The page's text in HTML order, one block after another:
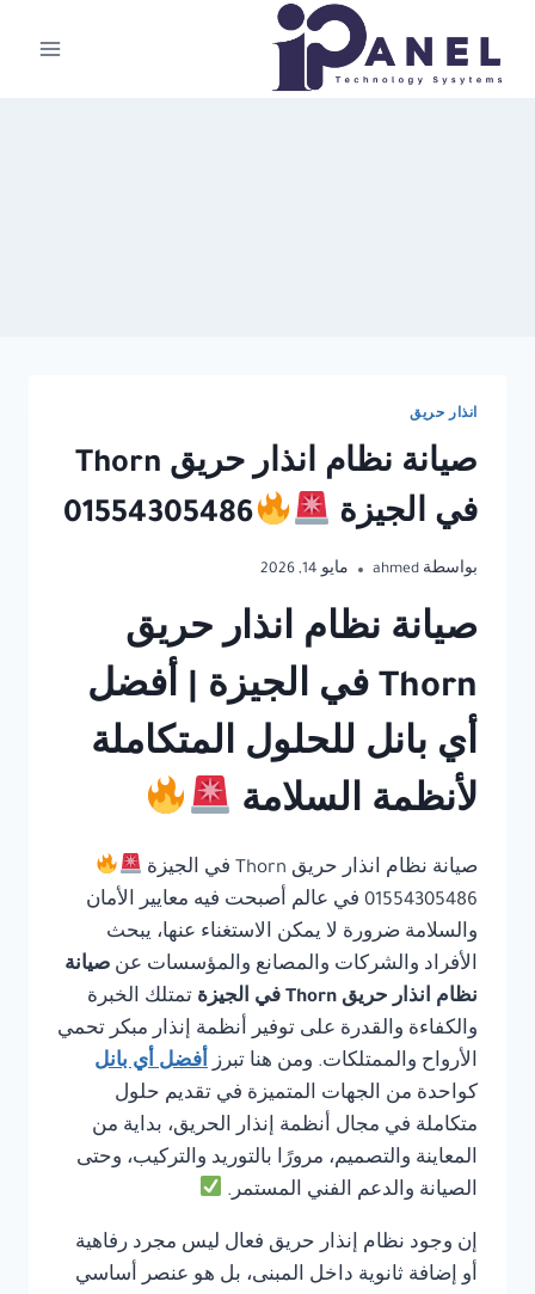
المحتوى
انذار حريق
صيانة نظام انذار حريق Thorn
في الجيزة
01554305486
بواسطة ahmed مايو 14, 2026
صيانة نظام انذار حريق
Thorn في الجيزة | أفضل
أي بانل للحلول المتكاملة
لأنظمة السلامة
صيانة نظام انذار حريق Thorn في الجيزة
01554305486 في عالم أصبحت فيه معايير الأمان
والسلامة ضرورة لا يمكن الاستغناء عنها، يبحث
الأفراد والشركات والمصانع والمؤسسات عن صيانة
نظام انذار حريق Thorn في الجيزة
تمتلك الخبرة
والكفاءة والقدرة على توفير أنظمة إنذار مبكر تحمي
الأرواح والممتلكات. ومن هنا تبرز أفضل أي بانل
كواحدة من الجهات المتميزة في تقديم حلول
متكاملة في مجال أنظمة إنذار الحريق، بداية من
المعاينة والتصميم، مرورًا بالتوريد والتركيب، وحتى
الصيانة والدعم الفني المستمر.
إن وجود نظام إنذار حريق فعال ليس مجرد رفاهية
أو إضافة ثانوية داخل المبنى، بل هو عنصر أساسي